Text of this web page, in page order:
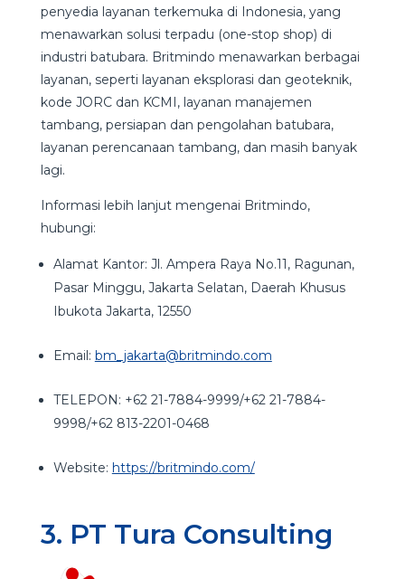
penyedia layanan terkemuka di Indonesia, yang
menawarkan solusi terpadu (one-stop shop) di
industri batubara. Britmindo menawarkan berbagai
layanan, seperti layanan eksplorasi dan geoteknik,
kode JORC dan KCMI, layanan manajemen
tambang, persiapan dan pengolahan batubara,
layanan perencanaan tambang, dan masih banyak
lagi.
Informasi lebih lanjut mengenai Britmindo,
hubungi:
Alamat Kantor: Jl. Ampera Raya No.11, Ragunan,
Pasar Minggu, Jakarta Selatan, Daerah Khusus
Ibukota Jakarta, 12550
Email: bm_jakarta@britmindo.com
TELEPON: +62 21-7884-9999/+62 21-7884-
9998/+62 813-2201-0468
Website: https://britmindo.com/
3. PT Tura Consulting